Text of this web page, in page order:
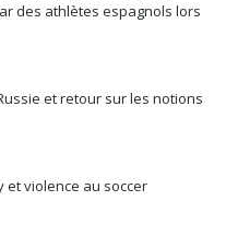
des athlètes espagnols lors
et retour sur les notions
et violence au soccer